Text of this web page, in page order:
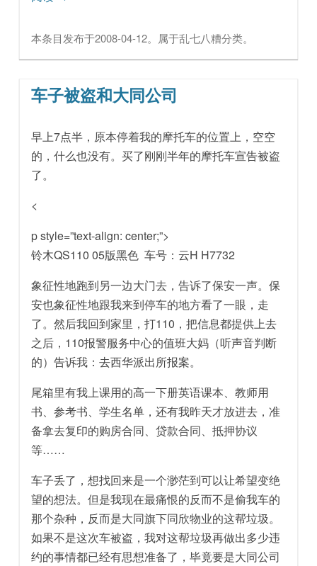
本条目发布于2008-04-12。属于乱七八糟分类。
车子被盗和大同公司
早上7点半，原本停着我的摩托车的位置上，空空
的，什么也没有。买了刚刚半年的摩托车宣告被盗
了。
<
p style=”text-align: center;”>
铃木QS110 05版黑色 车号：云H H7732
象征性地跑到另一边大门去，告诉了保安一声。保
安也象征性地跟我来到停车的地方看了一眼，走
了。然后我回到家里，打110，把信息都提供上去
之后，110报警服务中心的值班大妈（听声音判断
的）告诉我：去西华派出所报案。
尾箱里有我上课用的高一下册英语课本、教师用
书、参考书、学生名单，还有我昨天才放进去，准
备拿去复印的购房合同、贷款合同、抵押协议
等……
车子丢了，想找回来是一个渺茫到可以让希望变绝
望的想法。但是我现在最痛恨的反而不是偷我车的
那个杂种，反而是大同旗下同欣物业的这帮垃圾。
如果不是这次车被盗，我对这帮垃圾再做出多少违
约的事情都已经有思想准备了，毕竟要是大同公司